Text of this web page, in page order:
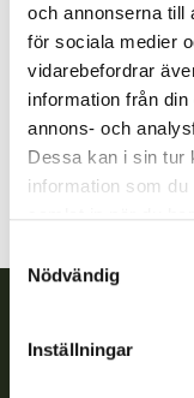
och annonserna till
för sociala medier
vidarebefordrar
information från
annons- och
Dessa kan i sin tur
information som
Nödvändig
Inställningar
Jaala-
jaala-
Finlands